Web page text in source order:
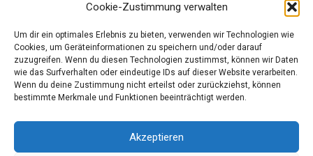
Cookie-Zustimmung verwalten
Um dir ein optimales Erlebnis zu bieten, verwenden wir Technologien wie
Cookies, um Geräteinformationen zu speichern und/oder darauf
zuzugreifen. Wenn du diesen Technologien zustimmst, können wir Daten
wie das Surfverhalten oder eindeutige IDs auf dieser Website verarbeiten.
Wenn du deine Zustimmung nicht erteilst oder zurückziehst, können
bestimmte Merkmale und Funktionen beeinträchtigt werden.
Akzeptieren
Mäßiges Interesse an Daimlers MBtech- 44.711 views
O-Ton: Wer muss Schaden für abgedriftete Silvesterraketen
zahlen? - 42.365 views
Kollegengespräch: Urteile zum Grillen- 42.057 views
Suchen bei Vorabs